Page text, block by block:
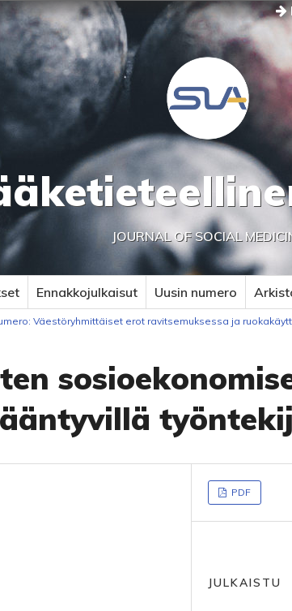
JOURNAL OF SOCIAL
Ennakkojulkaisut Uusin numero
Väestöryhmittäiset erot ravitsemuksessa ja
PDF
JULKAISTU